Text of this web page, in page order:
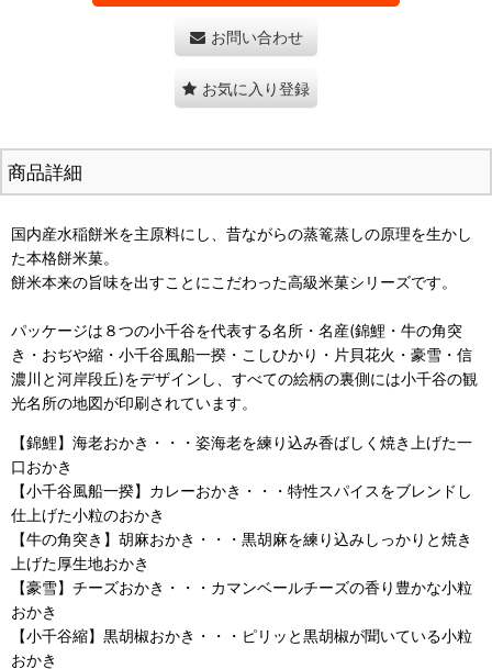
お問い合わせ
お気に入り登録
商品詳細
国内産水稲餅米を主原料にし、昔ながらの蒸篭蒸しの原理を生かし
た本格餅米菓。
餅米本来の旨味を出すことにこだわった高級米菓シリーズです。
パッケージは８つの小千谷を代表する名所・名産(錦鯉・牛の角突
き・おぢや縮・小千谷風船一揆・こしひかり・片貝花火・豪雪・信
濃川と河岸段丘)をデザインし、すべての絵柄の裏側には小千谷の観
光名所の地図が印刷されています。
【錦鯉】海老おかき・・・姿海老を練り込み香ばしく焼き上げた一
口おかき
【小千谷風船一揆】カレーおかき・・・特性スパイスをブレンドし
仕上げた小粒のおかき
【牛の角突き】胡麻おかき・・・黒胡麻を練り込みしっかりと焼き
上げた厚生地おかき
【豪雪】チーズおかき・・・カマンベールチーズの香り豊かな小粒
おかき
【小千谷縮】黒胡椒おかき・・・ピリッと黒胡椒が聞いている小粒
おかき